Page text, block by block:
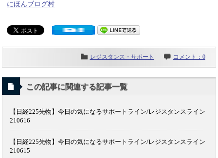
にほんブログ村
レジスタンス・サポート コメント：0
この記事に関連する記事一覧
【日経225先物】今日の気になるサポートライン/レジスタンスライン
210616
【日経225先物】今日の気になるサポートライン/レジスタンスライン
210615